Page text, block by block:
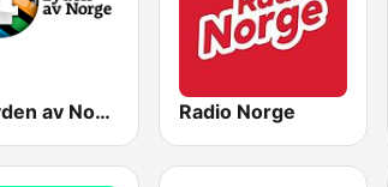
P4 Lyden av Norge Radio Norge